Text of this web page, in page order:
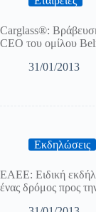
Carglass®:
CEO του ομίλου
31/01/2013
Εκδηλώσεις
ΕΑΕΕ: Ειδική
ένας δρόμος προς